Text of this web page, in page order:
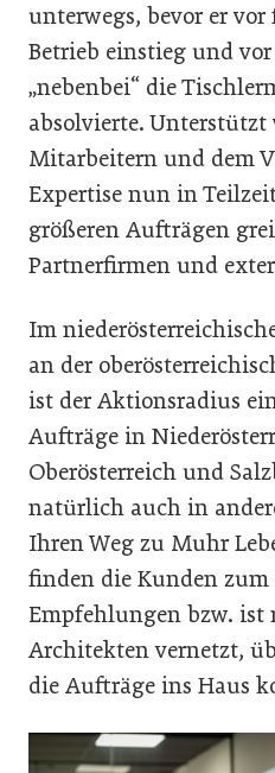
unterwegs, bevor er
Betrieb einstieg und
„nebenbei“ die
absolvierte.
Mitarbeitern und dem
Expertise nun in
größeren Aufträgen
Partnerfirmen und
Im
an der
ist der Aktionsradius
Aufträge in
Oberösterreich und
natürlich auch in
Ihren Weg zu Muhr
finden die Kunden zum
Empfehlungen bzw.
Architekten vernetzt,
die Aufträge ins Haus